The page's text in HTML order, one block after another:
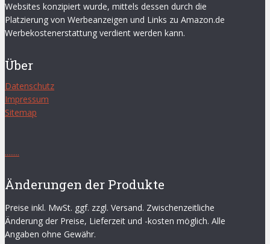
Websites konzipiert wurde, mittels dessen durch die
Platzierung von Werbeanzeigen und Links zu Amazon.de
Werbekostenerstattung verdient werden kann.
Über
Datenschutz
Impressum
Sitemap
........
Änderungen der Produkte
Preise inkl. MwSt. ggf. zzgl. Versand. Zwischenzeitliche
Änderung der Preise, Lieferzeit und -kosten möglich. Alle
Angaben ohne Gewähr.